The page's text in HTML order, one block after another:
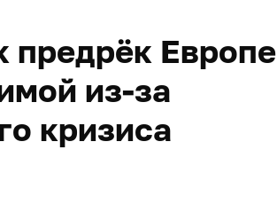
предрёк Европе
из-за
кризиса